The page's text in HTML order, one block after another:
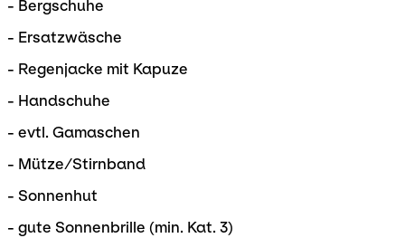
- Bergschuhe
- Ersatzwäsche
- Regenjacke mit Kapuze
- Handschuhe
- evtl. Gamaschen
- Mütze/Stirnband
- Sonnenhut
- gute Sonnenbrille (min. Kat. 3)